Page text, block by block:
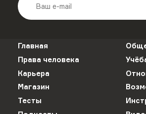
Главная
Права человека
Карьера
Магазин
Тесты